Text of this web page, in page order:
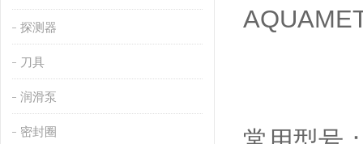
探测器
刀具
润滑泵
密封圈